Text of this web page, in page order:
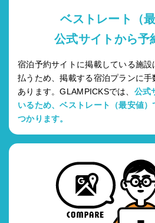
ベストレート（
公式サイトから予
宿泊予約サイトに掲載している施
払うため、掲載する宿泊プランに
あります。GLAMPICKSでは、 公式
いるため、ベストレート（最安値
つかります。